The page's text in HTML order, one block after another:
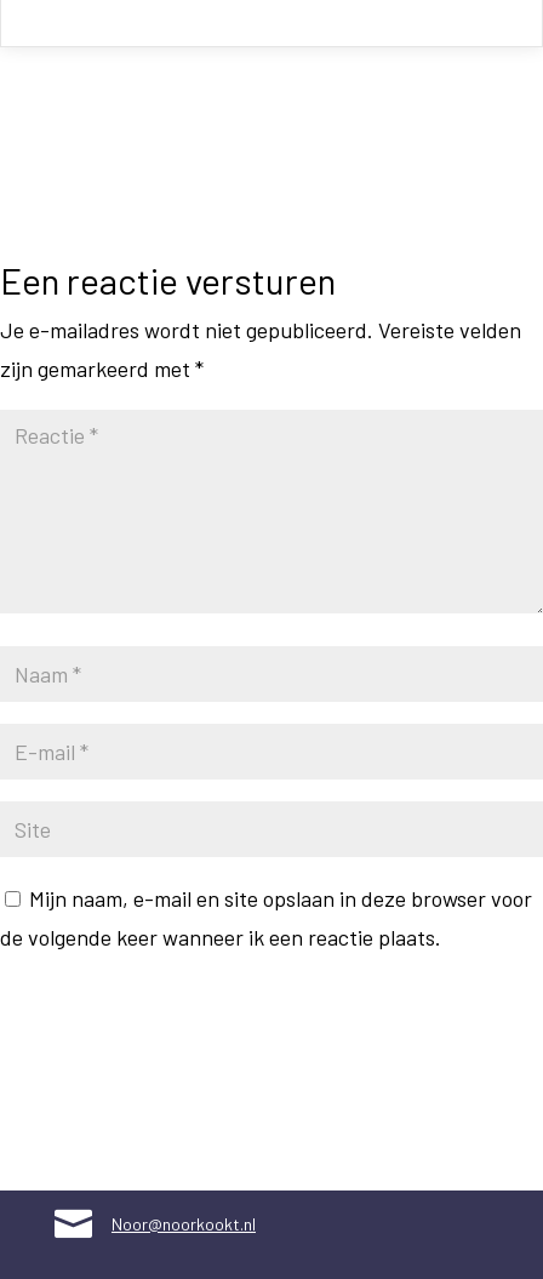
Een reactie versturen
Je e-mailadres wordt niet gepubliceerd. Vereiste velden
zijn gemarkeerd met *
Mijn naam, e-mail en site opslaan in deze browser voor
de volgende keer wanneer ik een reactie plaats.
 Noor@noorkookt.nl